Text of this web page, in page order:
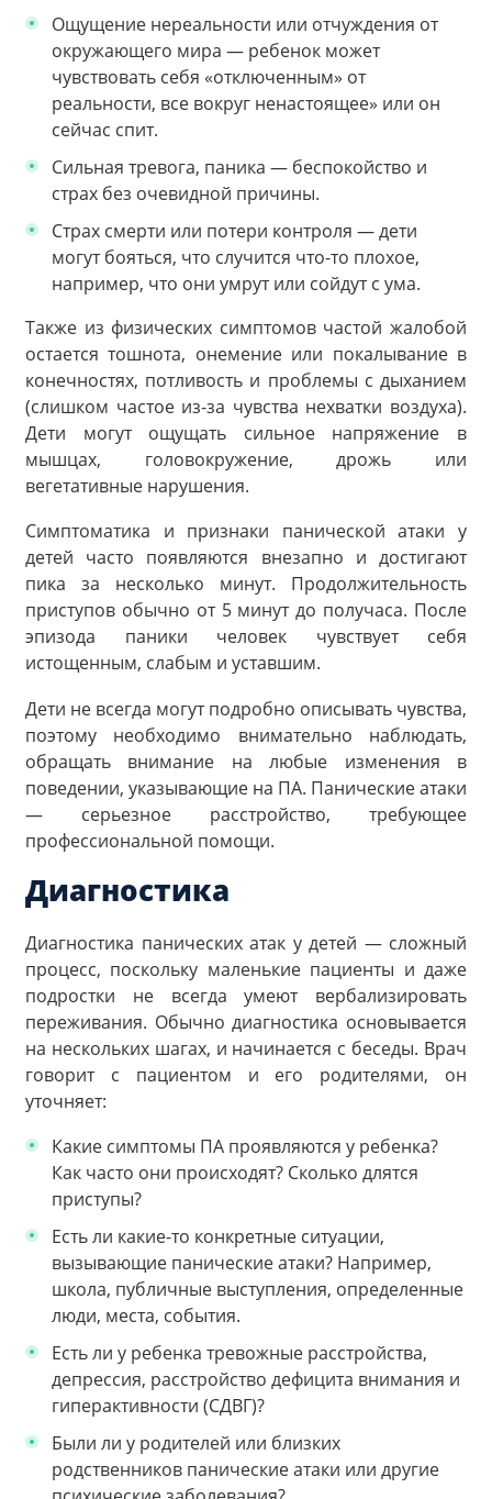
Ощущение нереальности или отчуждения от
окружающего мира — ребенок может
чувствовать себя «отключенным» от
реальности, все вокруг ненастоящее» или он
сейчас спит.
Сильная тревога, паника — беспокойство и
страх без очевидной причины.
Страх смерти или потери контроля — дети
могут бояться, что случится что-то плохое,
например, что они умрут или сойдут с ума.
Также из физических симптомов частой жалобой
остается тошнота, онемение или покалывание в
конечностях, потливость и проблемы с дыханием
(слишком частое из-за чувства нехватки воздуха).
Дети могут ощущать сильное напряжение в
мышцах, головокружение, дрожь или
вегетативные нарушения.
Симптоматика и признаки панической атаки у
детей часто появляются внезапно и достигают
пика за несколько минут. Продолжительность
приступов обычно от 5 минут до получаса. После
эпизода паники человек чувствует себя
истощенным, слабым и уставшим.
Дети не всегда могут подробно описывать чувства,
поэтому необходимо внимательно наблюдать,
обращать внимание на любые изменения в
поведении, указывающие на ПА. Панические атаки
— серьезное расстройство, требующее
профессиональной помощи.
Диагностика
Диагностика панических атак у детей — сложный
процесс, поскольку маленькие пациенты и даже
подростки не всегда умеют вербализировать
переживания. Обычно диагностика основывается
на нескольких шагах, и начинается с беседы. Врач
говорит с пациентом и его родителями, он
уточняет:
Какие симптомы ПА проявляются у ребенка?
Как часто они происходят? Сколько длятся
приступы?
Есть ли какие-то конкретные ситуации,
вызывающие панические атаки? Например,
школа, публичные выступления, определенные
люди, места, события.
Есть ли у ребенка тревожные расстройства,
депрессия, расстройство дефицита внимания и
гиперактивности (СДВГ)?
Были ли у родителей или близких
родственников панические атаки или другие